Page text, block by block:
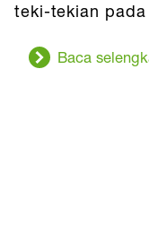
teki-tekian
Baca